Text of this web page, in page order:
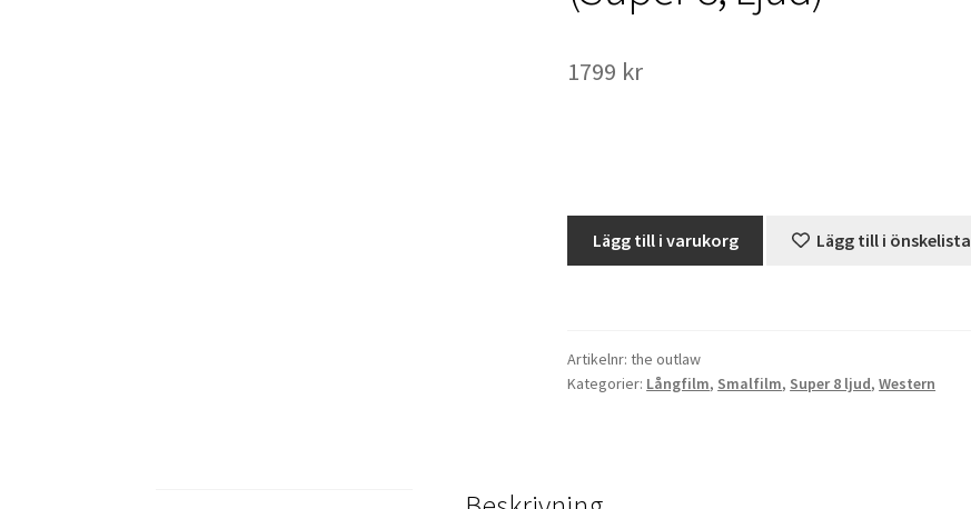
1799 kr
Outlaw
-
3x120m
Lägg till i varukorg Lägg till i önskelista
Artikelnr:the outlaw
Kategorier: Långfilm, Smalfilm, Super 8 ljud,Western